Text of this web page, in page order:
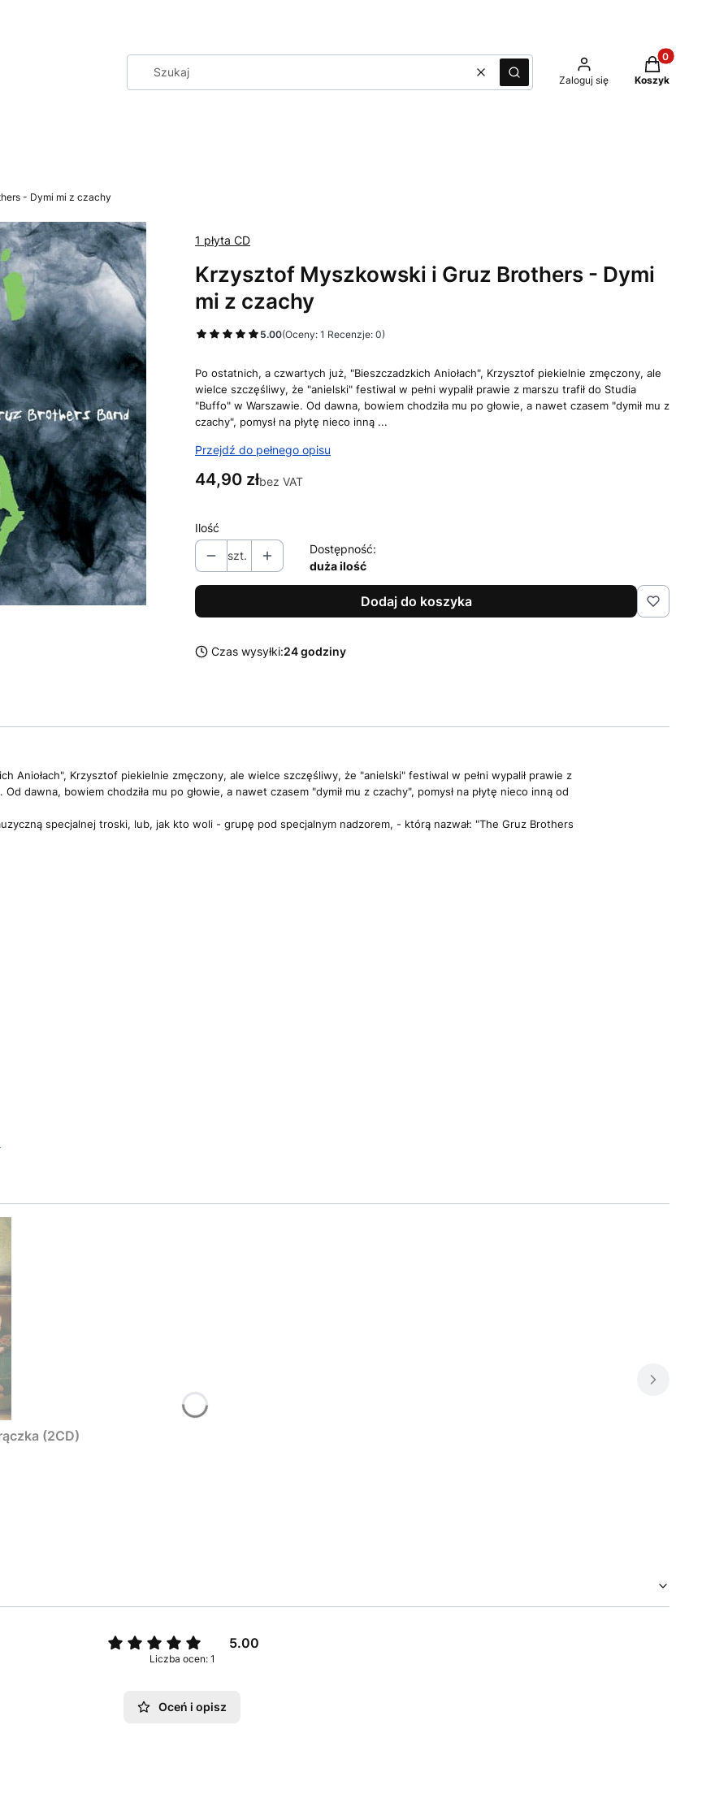
WyczyśćSzukaj Zaloguj się
Produkty w
Koszyk
- Dymi mi z czachy
1 płyta CD
Krzysztof Myszkowski i Gruz Brothers - Dymi
mi z czachy
5.00(Oceny: 1 Recenzje: 0)
Po ostatnich, a czwartych już, "Bieszczadzkich Aniołach", Krzysztof piekielnie zmęczony, ale
wielce szczęśliwy, że "anielski" festiwal w pełni wypalił prawie z marszu trafił do Studia
"Buffo" w Warszawie. Od dawna, bowiem chodziła mu po głowie, a nawet czasem "dymił mu z
czachy", pomysł na płytę nieco inną ...
Przejdź do pełnego opisu
Cena
44,90 złbez VAT
Ilość
szt.
Dostępność:
duża ilość
Dodaj do koszyka
Czas wysyłki:24 godziny
Aniołach", Krzysztof piekielnie zmęczony, ale wielce szczęśliwy, że "anielski" festiwal w pełni wypalił prawie z
dawna, bowiem chodziła mu po głowie, a nawet czasem "dymił mu z czachy", pomysł na płytę nieco inną od
specjalnej troski, lub, jak kto woli - grupę pod specjalnym nadzorem, - którą nazwał: "The Gruz Brothers
(2CD)
5.00
Liczba ocen: 1
Oceń i opisz